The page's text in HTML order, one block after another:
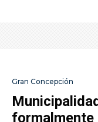
Gran Concepción